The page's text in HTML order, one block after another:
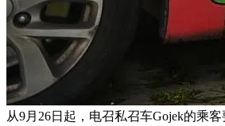
从9月26日起，电召私召车Gojek的乘